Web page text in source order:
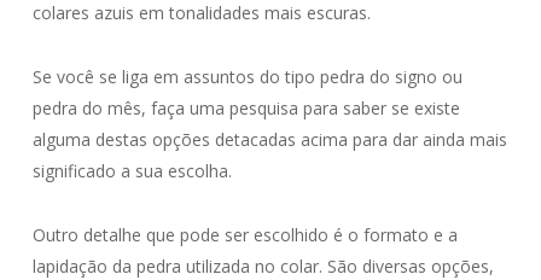
colares azuis em tonalidades mais escuras.
Se você se liga em assuntos do tipo pedra do signo ou
pedra do mês, faça uma pesquisa para saber se existe
alguma destas opções detacadas acima para dar ainda mais
significado a sua escolha.
Outro detalhe que pode ser escolhido é o formato e a
lapidação da pedra utilizada no colar. São diversas opções,